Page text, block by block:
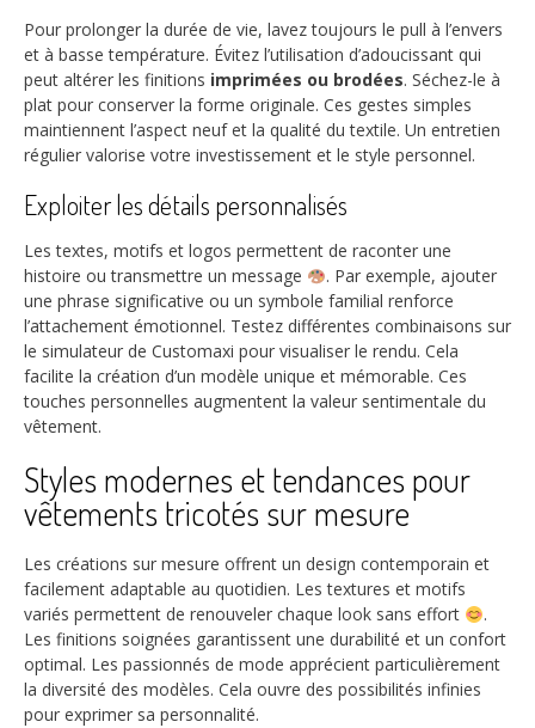
Pour prolonger la durée de vie, lavez toujours le pull à l’envers
et à basse température. Évitez l’utilisation d’adoucissant qui
peut altérer les finitions imprimées ou brodées. Séchez-le à
plat pour conserver la forme originale. Ces gestes simples
maintiennent l’aspect neuf et la qualité du textile. Un entretien
régulier valorise votre investissement et le style personnel.
Exploiter les détails personnalisés
Les textes, motifs et logos permettent de raconter une
histoire ou transmettre un message
. Par exemple, ajouter
une phrase significative ou un symbole familial renforce
l’attachement émotionnel. Testez différentes combinaisons sur
le simulateur de Customaxi pour visualiser le rendu. Cela
facilite la création d’un modèle unique et mémorable. Ces
touches personnelles augmentent la valeur sentimentale du
vêtement.
Styles modernes et tendances pour
vêtements tricotés sur mesure
Les créations sur mesure offrent un design contemporain et
facilement adaptable au quotidien. Les textures et motifs
variés permettent de renouveler chaque look sans effort
.
Les finitions soignées garantissent une durabilité et un confort
optimal. Les passionnés de mode apprécient particulièrement
la diversité des modèles. Cela ouvre des possibilités infinies
pour exprimer sa personnalité.